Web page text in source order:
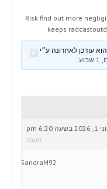
Risk find out more
keeps
.
יוני 1, 2026 בשעה 6:20 pm
תגובה
SandraM92